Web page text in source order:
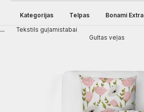
Kategorijas Telpas Bonami Extra
...
Tekstils guļamistabai
Gultas veļas